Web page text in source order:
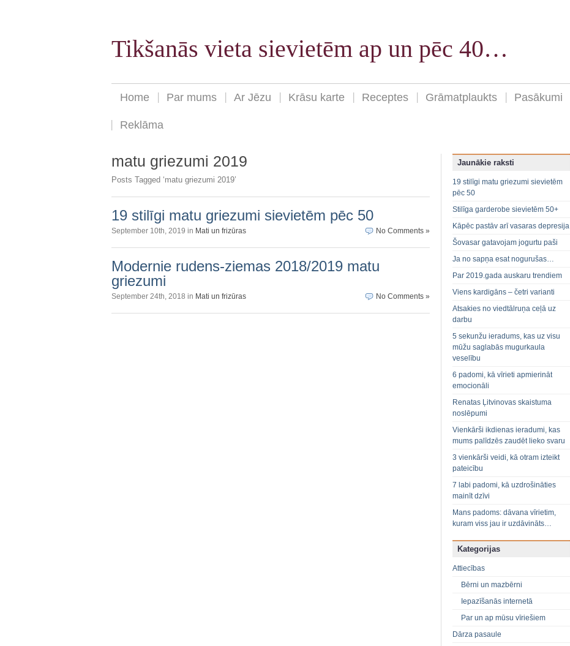
Tikšanās vieta sievietēm ap un pēc 40…
Home Par mums Ar Jēzu Krāsu karte Receptes Grāmatplaukts Pasākumi
Reklāma
matu griezumi 2019
Posts Tagged ‘matu griezumi 2019’
19 stilīgi matu griezumi sievietēm pēc 50
September 10th, 2019 in Mati un frizūras No Comments »
Modernie rudens-ziemas 2018/2019 matu
griezumi
September 24th, 2018 in Mati un frizūras No Comments »
Jaunākie raksti
19 stilīgi matu griezumi sievietēm
pēc 50
Stilīga garderobe sievietēm 50+
Kāpēc pastāv arī vasaras depresija
Šovasar gatavojam jogurtu paši
Ja no sapņa esat nogurušas…
Par 2019.gada auskaru trendiem
Viens kardigāns – četri varianti
Atsakies no viedtālruņa ceļā uz
darbu
5 sekunžu ieradums, kas uz visu
mūžu saglabās mugurkaula
veselību
6 padomi, kā vīrieti apmierināt
emocionāli
Renatas Ļitvinovas skaistuma
noslēpumi
Vienkārši ikdienas ieradumi, kas
mums palīdzēs zaudēt lieko svaru
3 vienkārši veidi, kā otram izteikt
pateicību
7 labi padomi, kā uzdrošināties
mainīt dzīvi
Mans padoms: dāvana vīrietim,
kuram viss jau ir uzdāvināts…
Kategorijas
Attiecības
Bērni un mazbērni
Iepazīšanās internetā
Par un ap mūsu vīriešiem
Dārza pasaule